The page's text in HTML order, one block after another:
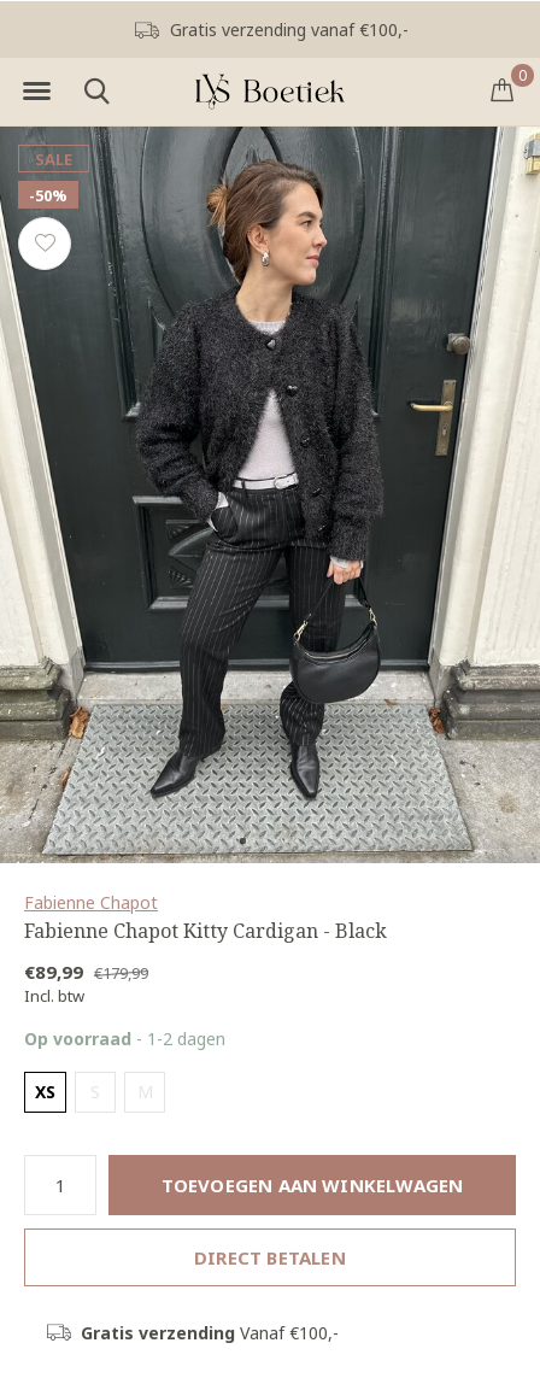
0
Gratis verzending vanaf €100,-
SALE
-50%
Fabienne Chapot
Fabienne Chapot Kitty Cardigan - Black
€89,99 €179,99
Incl. btw
Op voorraad - 1-2 dagen
XS S M
TOEVOEGEN AAN WINKELWAGEN
DIRECT BETALEN
Gratis verzendingVanaf €100,-